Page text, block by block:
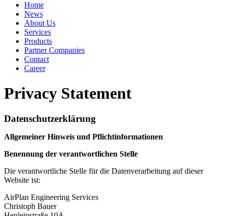
Home
News
About Us
Services
Products
Partner Companies
Contact
Career
Privacy Statement
Datenschutzerklärung
Allgemeiner Hinweis und Pflichtinformationen
Benennung der verantwortlichen Stelle
Die verantwortliche Stelle für die Datenverarbeitung auf dieser
Website ist:
AirPlan Engineering Services
Christoph Bauer